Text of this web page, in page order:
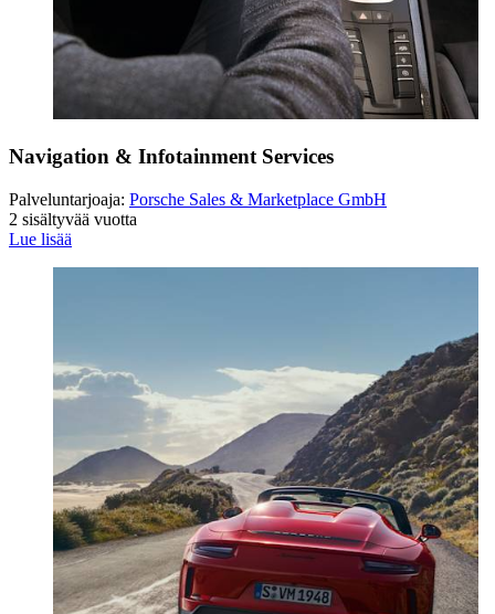
Navigation & Infotainment Services
Palveluntarjoaja: Porsche Sales & Marketplace GmbH
2 sisältyvää vuotta
Lue lisää